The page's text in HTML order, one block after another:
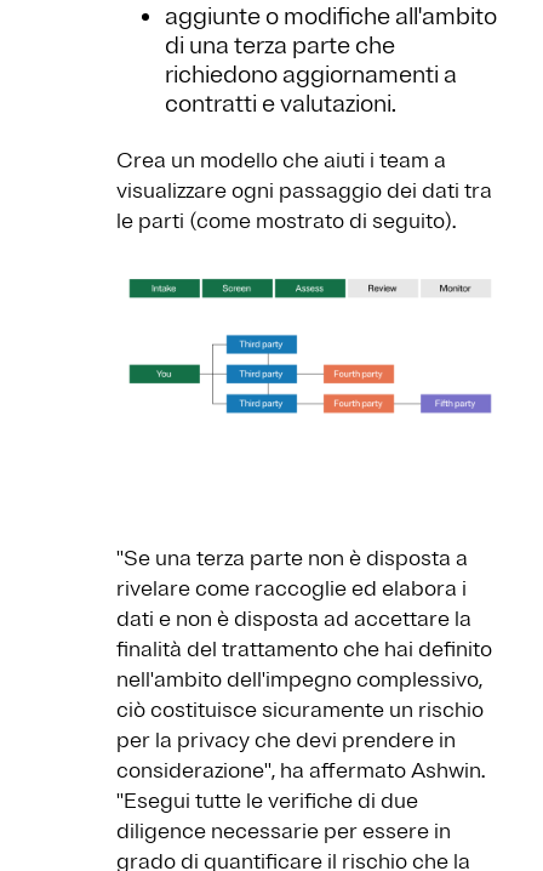
aggiunte o modifiche all'ambito
di una terza parte che
richiedono aggiornamenti a
contratti e valutazioni.
Crea un modello che aiuti i team a
visualizzare ogni passaggio dei dati tra
le parti (come mostrato di seguito).
''Se una terza parte non è disposta a
rivelare come raccoglie ed elabora i
dati e non è disposta ad accettare la
finalità del trattamento che hai definito
nell'ambito dell'impegno complessivo,
ciò costituisce sicuramente un rischio
per la privacy che devi prendere in
considerazione'', ha affermato Ashwin.
''Esegui tutte le verifiche di due
diligence necessarie per essere in
grado di quantificare il rischio che la